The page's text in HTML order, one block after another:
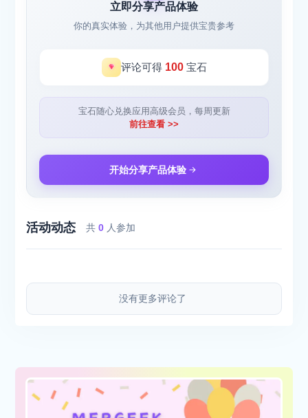
立即分享产品体验
你的真实体验，为其他用户提供宝贵参考
评论可得 100宝石
宝石随心兑换应用高级会员，每周更新
前往查看 >>
开始分享产品体验
活动动态 共0 人参加
没有更多评论了